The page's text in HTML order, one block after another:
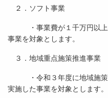
２．ソフト事業
・事業費が１千万円以上
事業を対象とします。
３．地域重点施策推進事業
・令和３年度に地域施策
実施した事業を対象とします。